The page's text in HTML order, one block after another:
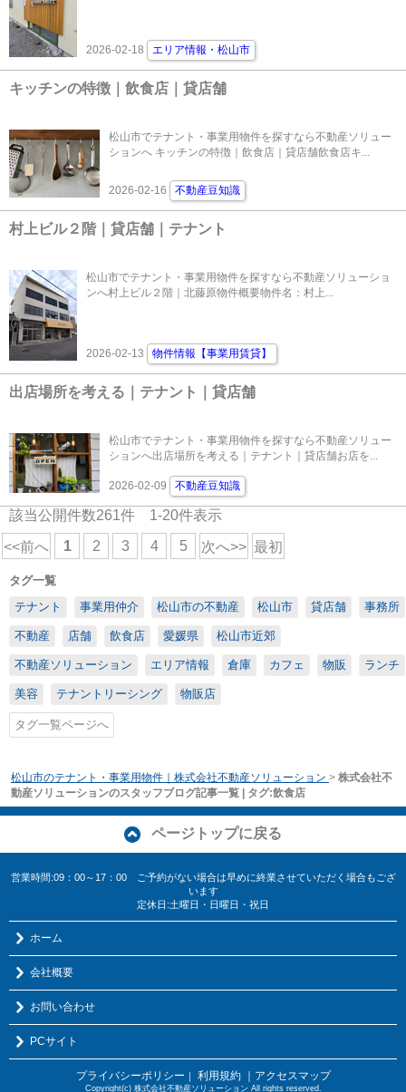
2026-02-18 エリア情報・松山市
キッチンの特徴｜飲食店｜貸店舗
松山市でテナント・事業用物件を探すなら不動産ソリュー
ションへ キッチンの特徴｜飲食店｜貸店舗飲食店キ...
2026-02-16 不動産豆知識
村上ビル２階｜貸店舗｜テナント
松山市でテナント・事業用物件を探すなら不動産ソリューショ
ンへ村上ビル２階｜北藤原物件概要物件名：村上...
2026-02-13 物件情報【事業用賃貸】
出店場所を考える｜テナント｜貸店舗
松山市でテナント・事業用物件を探すなら不動産ソリュー
ションへ出店場所を考える｜テナント｜貸店舗お店を...
2026-02-09 不動産豆知識
該当公開件数261件 1-20件表示
<<前へ 1 2 3 4 5 次へ>> 最初
タグ一覧
テナント
事業用仲介 松山市の不動産 松山市 貸店舗 事務所
不動産 店舗 飲食店 愛媛県 松山市近郊
不動産ソリューション エリア情報 倉庫 カフェ 物販 ランチ
美容 テナントリーシング 物販店
タグ一覧ページへ
松山市のテナント・事業用物件｜株式会社不動産ソリューション > 株式会社不
動産ソリューションのスタッフブログ記事一覧 | タグ:飲食店
ページトップに戻る
営業時間:09：00～17：00 ご予約がない場合は早めに終業させていただく場合もござ
います
定休日:土曜日・日曜日・祝日
ホーム
会社概要
お問い合わせ
PCサイト
プライバシーポリシー ｜ 利用規約 ｜アクセスマップ
Copyright(c) 株式会社不動産ソリューション All rights reserved.